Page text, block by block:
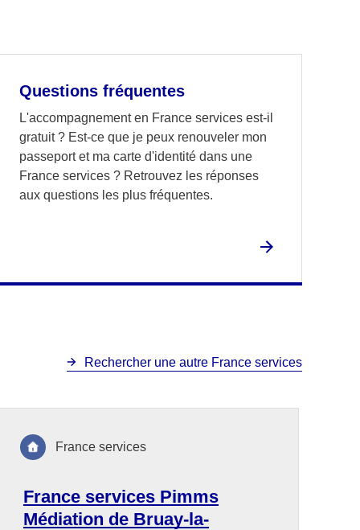
Questions fréquentes
L'accompagnement en France services est-il
gratuit ? Est-ce que je peux renouveler mon
passeport et ma carte d'identité dans une
France services ? Retrouvez les réponses
aux questions les plus fréquentes.
Rechercher une autre France services
France services Pimms
Médiation de Bruay-la-
France services